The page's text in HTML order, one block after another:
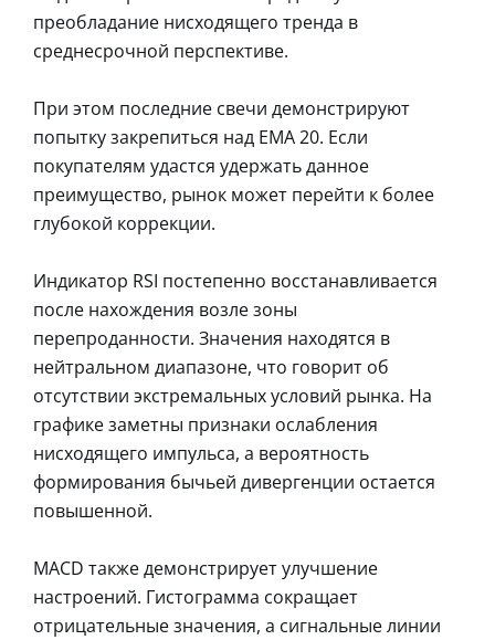
преобладание нисходящего тренда в
среднесрочной перспективе.
При этом последние свечи демонстрируют
попытку закрепиться над EMA 20. Если
покупателям удастся удержать данное
преимущество, рынок может перейти к более
глубокой коррекции.
Индикатор RSI постепенно восстанавливается
после нахождения возле зоны
перепроданности. Значения находятся в
нейтральном диапазоне, что говорит об
отсутствии экстремальных условий рынка. На
графике заметны признаки ослабления
нисходящего импульса, а вероятность
формирования бычьей дивергенции остается
повышенной.
MACD также демонстрирует улучшение
настроений. Гистограмма сокращает
отрицательные значения, а сигнальные линии